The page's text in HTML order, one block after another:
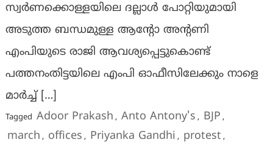
സ്വർണക്കൊള്ളയിലെ ദല്ലാൾ പോറ്റിയുമായി
അടുത്ത ബന്ധമുള്ള ആൻ്റോ അൻ്റണി
എംപിയുടെ രാജി ആവശ്യപ്പെട്ടുകൊണ്ട്
പത്തനംതിട്ടയിലെ എംപി ഓഫീസിലേക്കും നാളെ
മാർച്ച് […]
Tagged Adoor Prakash , Anto Antony's , BJP ,
march , offices , Priyanka Gandhi , protest ,